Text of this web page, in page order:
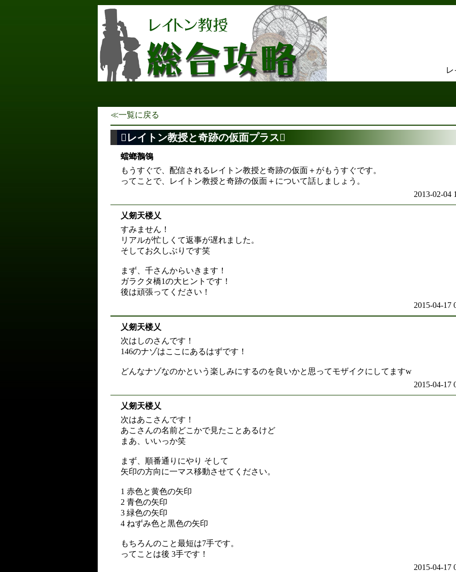
≪一覧に戻る
レイトン教授と奇跡の仮面プラス
蟷螂鶺鴒
もうすぐで、配信されるレイトン教授と奇跡の仮面＋がもうすぐです。
ってことで、レイトン教授と奇跡の仮面＋について話しましょう。
2013-02-04
乂剱天楼乂
すみません！
リアルが忙しくて返事が遅れました。
そしてお久しぶりです笑
まず、千さんからいきます！
ガラクタ橋1の大ヒントです！
後は頑張ってください！
2015-04-17
乂剱天楼乂
次はしのさんです！
146のナゾはここにあるはずです！
どんなナゾなのかという楽しみにするのを良いかと思ってモザイクにしてますw
2015-04-17
乂剱天楼乂
次はあこさんです！
あこさんの名前どこかで見たことあるけど
まあ、いいっか笑
まず、順番通りにやり そして
矢印の方向に一マス移動させてください。
1 赤色と黄色の矢印
2 青色の矢印
3 緑色の矢印
4 ねずみ色と黒色の矢印
もちろんのこと最短は7手です。
ってことは後 3手です！
2015-04-17